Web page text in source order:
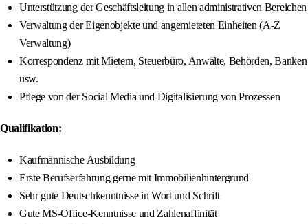
Unterstützung der Geschäftsleitung in allen administrativen Bereichen
Verwaltung der Eigenobjekte und angemieteten Einheiten (A‑Z
Verwaltung)
Korrespondenz mit Mietern, Steuerbüro, Anwälte, Behörden, Banken
usw.
Pflege von der Social Media und Digitalisierung von Prozessen
Qualifikation:
Kaufmännische Ausbildung
Erste Berufserfahrung gerne mit Immobilienhintergrund
Sehr gute Deutschkenntnisse in Wort und Schrift
Gute MS-Office-Kenntnisse und Zahlenaffinität